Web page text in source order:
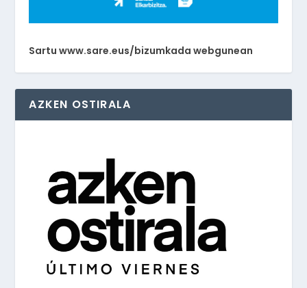
Sartu www.sare.eus/bizumkada webgunean
AZKEN OSTIRALA